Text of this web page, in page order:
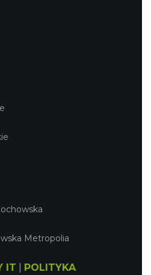
Metropolia
IT
POLITYKA